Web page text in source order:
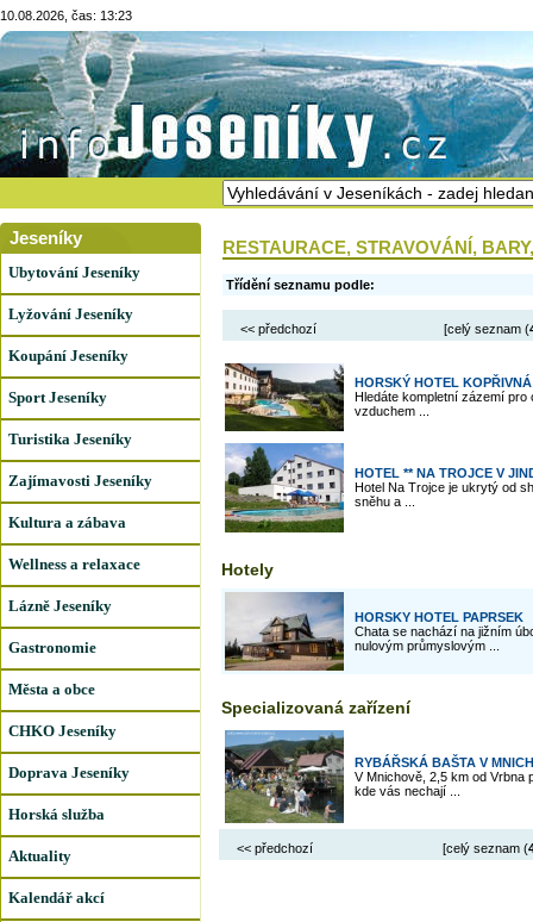
10.08.2026, čas: 13:23
Jeseníky
Ubytování Jeseníky
Lyžování Jeseníky
Koupání Jeseníky
Sport Jeseníky
Turistika Jeseníky
Zajímavosti Jeseníky
Kultura a zábava
Wellness a relaxace
Lázně Jeseníky
Gastronomie
Města a obce
CHKO Jeseníky
Doprava Jeseníky
Horská služba
Aktuality
Kalendář akcí
RESTAURACE, STRAVOVÁNÍ,
Třídění seznamu podle:
<< předchozí [celý seznam (
HORSKÝ HOTEL
Hledáte kompletní zázemí
vzduchem ...
HOTEL ** NA TROJCE V
Hotel Na Trojce je ukrytý od
sněhu a ...
Hotely
HORSKY HOTEL PAPRSEK
Chata se nachází na jižním
nulovým průmyslovým ...
Specializovaná zařízení
RYBÁŘSKÁ BAŠTA V
V Mnichově, 2,5 km od Vrbna
kde vás nechají ...
<< předchozí [celý seznam (